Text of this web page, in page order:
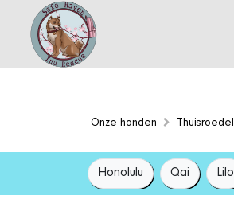
Onze honden Thuisroedel
Honolulu Qai Lilo